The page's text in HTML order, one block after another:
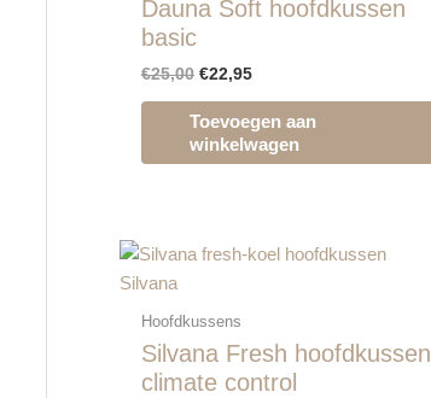
Dauna Soft hoofdkussen
basic
€25,00 €22,95
Toevoegen aan
winkelwagen
Silvana
Hoofdkussens
Silvana Fresh hoofdkussen
climate control
Oorspronkelijke
Huidige